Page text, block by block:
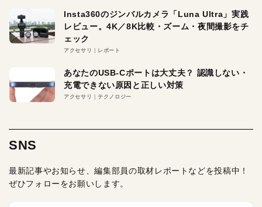
Insta360のジンバルカメラ「Luna Ultra」実践
レビュー。4K／8K比較・ズーム・夜間撮影をチ
ェック
アクセサリ レポート
あなたのUSB-Cポートは大丈夫？ 認識しない・
充電できない原因と正しい対策
アクセサリ テクノロジー
SNS
最新記事やお知らせ、編集部員の取材レポートなどを投稿中！
ぜひフォローをお願いします。